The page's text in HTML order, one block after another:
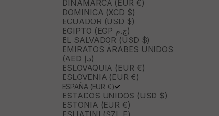
DINAMARCA (EUR €)
DOMINICA (XCD $)
ECUADOR (USD $)
EGIPTO (EGP ج.م)
EL SALVADOR (USD $)
EMIRATOS ÁRABES UNIDOS
(AED د.إ)
ESLOVAQUIA (EUR €)
ESLOVENIA (EUR €)
ESPAÑA (EUR €)
ESTADOS UNIDOS (USD $)
ESTONIA (EUR €)